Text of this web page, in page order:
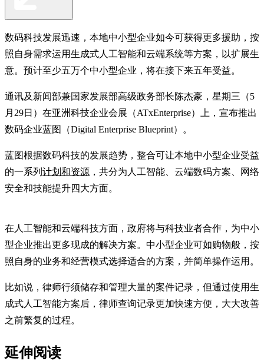
数码科技发展迅速，本地中小型企业如今可获得更多援助，按
照自身需求运用生成式人工智能和云端系统等方案，以扩展生
意。预计至少五万个中小型企业，将在接下来五年受益。
通讯及新闻部兼国家发展部高级政务部长陈杰豪，星期三（5
月29日）在亚洲科技企业会展（ATxEnterprise）上，宣布推出
数码企业蓝图（Digital Enterprise Blueprint）。
蓝图根据数码科技的发展趋势，整合可让本地中小型企业受益
的一系列 计划和资源 ，共分为人工智能、云端数码方案、网络
安全和技能提升四大方面。
在人工智能和云端科技方面，政府将与科技业者合作，为中小
型企业推出更多现成的解决方案。中小型企业可如购物般，按
照自身的业务和经营模式选择适合的方案，并简单操作运用。
比如说，律师行须储存和管理大量的案件记录，但通过使用生
成式人工智能方案后，律师查询记录更加快速方便，大大改善
之前繁复的过程。
延伸阅读